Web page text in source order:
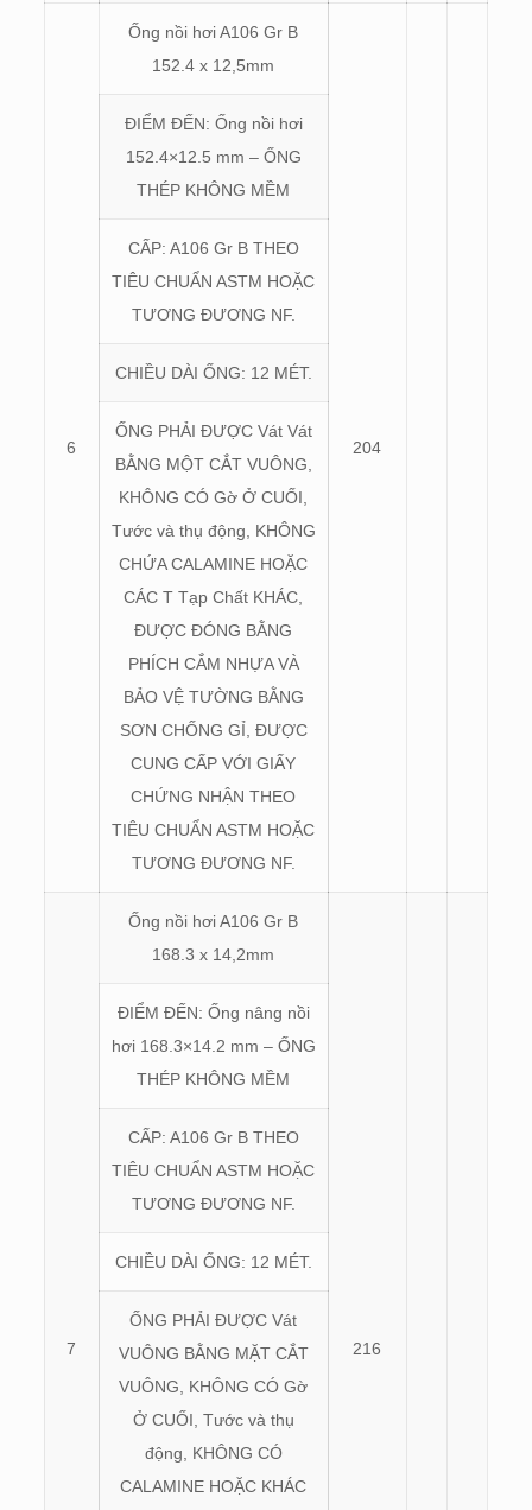
6
Ống nồi hơi A106 Gr B
152.4 x 12,5mm
204
ĐIỂM ĐẾN: Ống nồi hơi
152.4×12.5 mm – ỐNG
THÉP KHÔNG MỀM
CẤP: A106 Gr B THEO
TIÊU CHUẨN ASTM HOẶC
TƯƠNG ĐƯƠNG NF.
CHIỀU DÀI ỐNG: 12 MÉT.
ỐNG PHẢI ĐƯỢC Vát Vát
BẰNG MỘT CẮT VUÔNG,
KHÔNG CÓ Gờ Ở CUỐI,
Tước và thụ động, KHÔNG
CHỨA CALAMINE HOẶC
CÁC T Tạp Chất KHÁC,
ĐƯỢC ĐÓNG BẰNG
PHÍCH CẮM NHỰA VÀ
BẢO VỆ TƯỜNG BẰNG
SƠN CHỐNG GỈ, ĐƯỢC
CUNG CẤP VỚI GIẤY
CHỨNG NHẬN THEO
TIÊU CHUẨN ASTM HOẶC
TƯƠNG ĐƯƠNG NF.
7
Ống nồi hơi A106 Gr B
168.3 x 14,2mm
216
ĐIỂM ĐẾN: Ống nâng nồi
hơi 168.3×14.2 mm – ỐNG
THÉP KHÔNG MỀM
CẤP: A106 Gr B THEO
TIÊU CHUẨN ASTM HOẶC
TƯƠNG ĐƯƠNG NF.
CHIỀU DÀI ỐNG: 12 MÉT.
ỐNG PHẢI ĐƯỢC Vát
VUÔNG BẰNG MẶT CẮT
VUÔNG, KHÔNG CÓ Gờ
Ở CUỐI, Tước và thụ
động, KHÔNG CÓ
CALAMINE HOẶC KHÁC